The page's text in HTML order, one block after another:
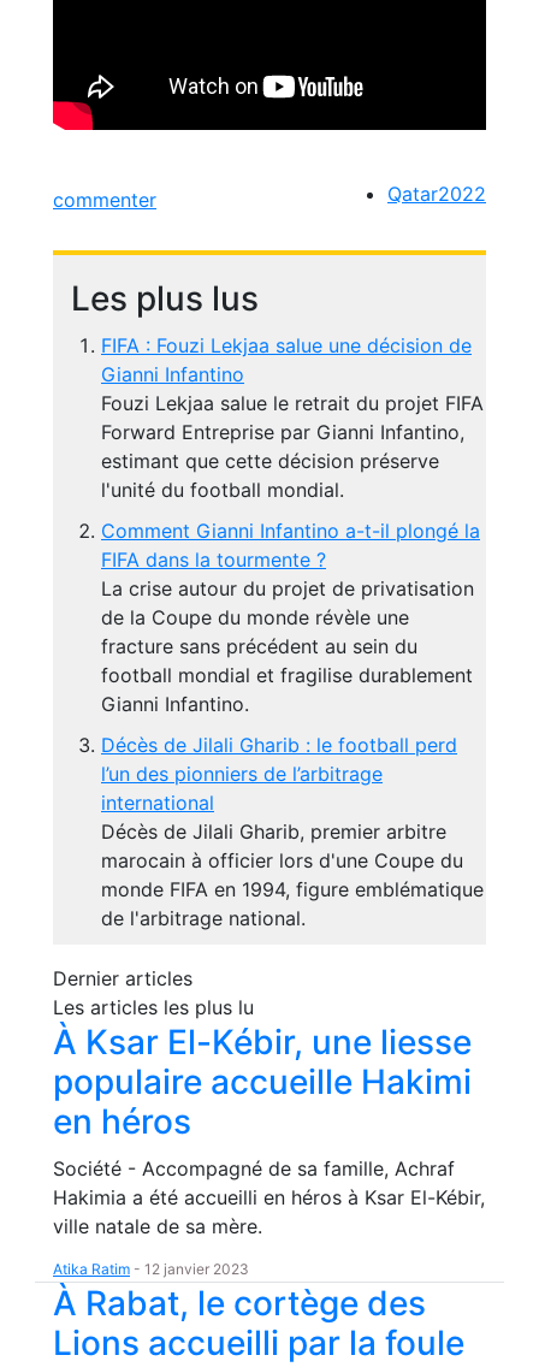
commenter Qatar2022
Les plus lus
FIFA : Fouzi Lekjaa salue une décision de
Gianni Infantino
Fouzi Lekjaa salue le retrait du projet FIFA
Forward Entreprise par Gianni Infantino,
estimant que cette décision préserve
l'unité du football mondial.
Comment Gianni Infantino a-t-il plongé la
FIFA dans la tourmente ?
La crise autour du projet de privatisation
de la Coupe du monde révèle une
fracture sans précédent au sein du
football mondial et fragilise durablement
Gianni Infantino.
Décès de Jilali Gharib : le football perd
l’un des pionniers de l’arbitrage
international
Décès de Jilali Gharib, premier arbitre
marocain à officier lors d'une Coupe du
monde FIFA en 1994, figure emblématique
de l'arbitrage national.
Dernier articles
Les articles les plus lu
À Ksar El-Kébir, une liesse
populaire accueille Hakimi
en héros
Société - Accompagné de sa famille, Achraf
Hakimia a été accueilli en héros à Ksar El-Kébir,
ville natale de sa mère.
Atika Ratim - 12 janvier 2023
À Rabat, le cortège des
Lions accueilli par la foule